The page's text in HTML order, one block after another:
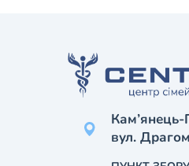
Кам’янець-
вул.